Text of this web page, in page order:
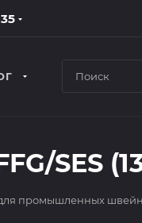
SES
промышленных